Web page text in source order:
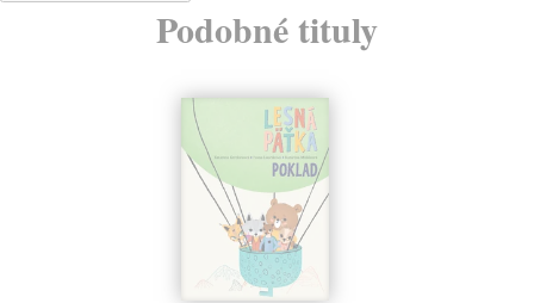
Podobné tituly